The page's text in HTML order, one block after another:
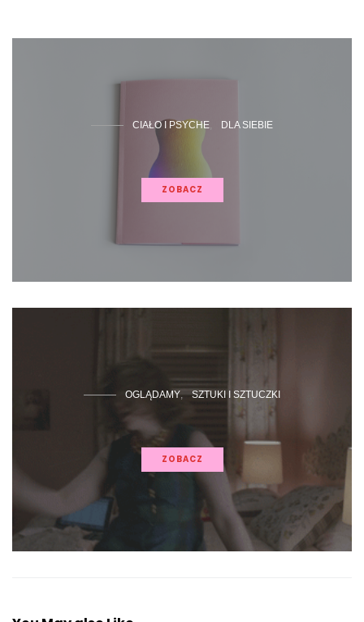
CIAŁO I PSYCHE DLA SIEBIE
ZOBACZ
OGLĄDAMY SZTUKI I SZTUCZKI
ZOBACZ